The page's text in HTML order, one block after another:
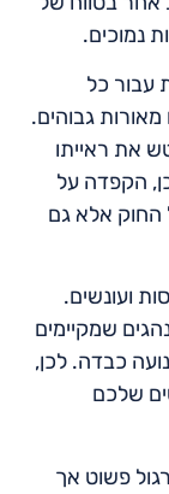
עבור כל
גבוהים.
את ראייתו
הקפדה על
החוק אלא גם
ועונשים.
שמקיימים
כבדה. לכן,
שלכם
פשוט אך